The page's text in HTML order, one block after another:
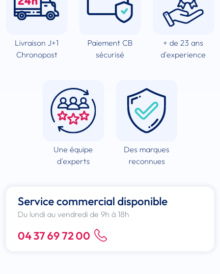
Livraison J+1
Chronopost
Paiement CB
sécurisé
+ de 23 ans
d'experience
Une équipe
d'experts
Des marques
reconnues
Service commercial disponible
Du lundi au vendredi de 9h à 18h
04 37 69 72 00